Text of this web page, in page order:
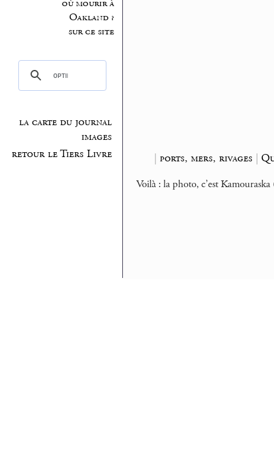
où mourir à
Oakland ?
sur ce site
la carte du journal
images
retour le Tiers Livre
| ports, mers, rivages |
Voilà : la photo, c’est